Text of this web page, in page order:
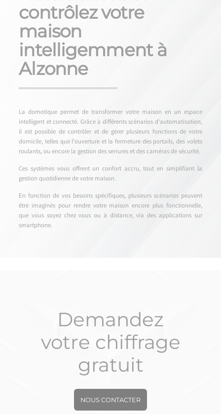
contrôlez votre
maison
intelligemment à
Alzonne
La domotique permet de transformer votre maison en un espace
intelligent et connecté. Grâce à différents scénarios d’automatisation,
il est possible de contrôler et de gérer plusieurs fonctions de votre
domicile, telles que l’ouverture et la fermeture des portails, des volets
roulants, ou encore la gestion des serrures et des caméras de sécurité.
Ces systèmes vous offrent un confort accru, tout en simplifiant la
gestion quotidienne de votre maison.
En fonction de vos besoins spécifiques, plusieurs scénarios peuvent
être imaginés pour rendre votre maison encore plus fonctionnelle,
que vous soyez chez vous ou à distance, via des applications sur
smartphone.
Demandez
votre chiffrage
gratuit
NOUS CONTACTER